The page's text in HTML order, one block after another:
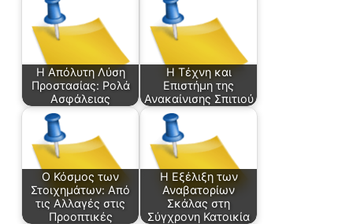
Η Απόλυτη Λύση
Προστασίας: Ρολά
Ασφάλειας
Η Τέχνη και
Επιστήμη της
Ανακαίνισης Σπιτιού
Ο Κόσμος των
Στοιχημάτων: Από
τις Αλλαγές στις
Προοπτικές
Η Εξέλιξη των
Αναβατορίων
Σκάλας στη
Σύγχρονη Κατοικία